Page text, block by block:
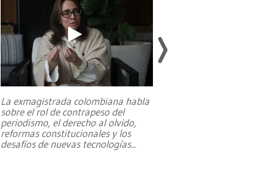
La exmagistrada colombiana habla
sobre el rol de contrapeso del
periodismo, el derecho al olvido,
reformas constitucionales y los
desafíos de nuevas tecnologías...